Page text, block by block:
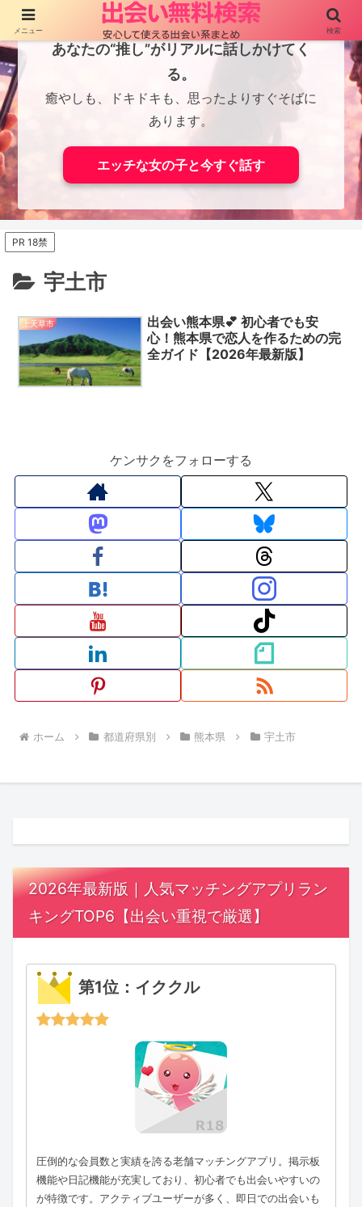
あなたの“推し”がリアルに話しかけてく
る。
癒やしも、ドキドキも、思ったよりすぐそばに
あります。
エッチな女の子と今すぐ話す
PR 18禁
宇土市
上天草市
出会い熊本県💕 初心者でも安
心！熊本県で恋人を作るための完
全ガイド【2026年最新版】
ケンサクをフォローする
ホーム 都道府県別 熊本県 宇土市
2026年最新版｜人気マッチングアプリラン
キングTOP6【出会い重視で厳選】
第1位：イククル
圧倒的な会員数と実績を誇る老舗マッチングアプリ。掲示板
機能や日記機能が充実しており、初心者でも出会いやすいの
が特徴です。アクティブユーザーが多く、即日での出会いも
メニュー 検索